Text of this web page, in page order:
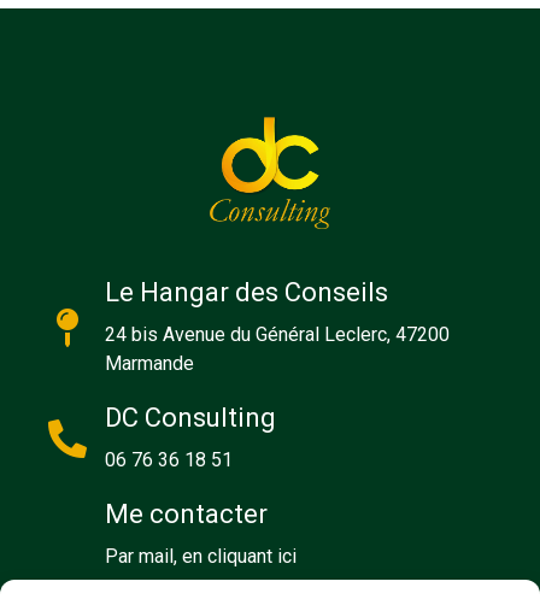
Le Hangar des Conseils
24 bis Avenue du Général Leclerc, 47200
Marmande
DC Consulting
06 76 36 18 51
Me contacter
Par mail, en cliquant ici